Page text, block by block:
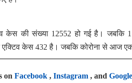
केस की संख्या 12552 हो गई है। जबकि
केस 432 है। जबकि कोरोना से आज एक
on Facebook , Instagram , and